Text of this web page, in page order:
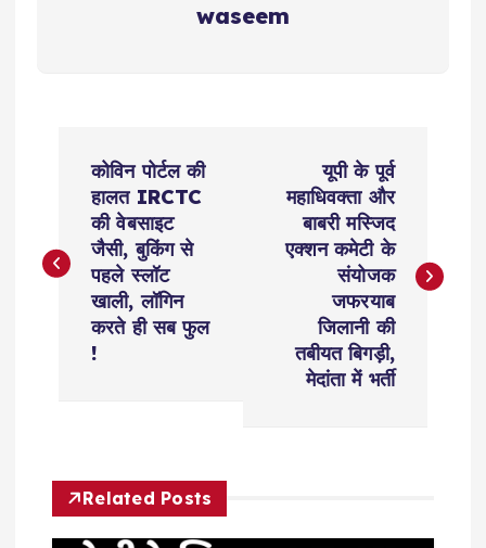
waseem
s
v
कोविन पोर्टल की
हालत IRCTC
की वेबसाइट
जैसी, बुकिंग से
पहले स्लॉट
खाली, लॉगिन
करते ही सब फुल
!
यूपी के पूर्व
महाधिवक्ता और
बाबरी मस्जिद
एक्शन कमेटी के
संयोजक
जफरयाब
जिलानी की
तबीयत बिगड़ी,
मेदांता में भर्ती
Related Posts